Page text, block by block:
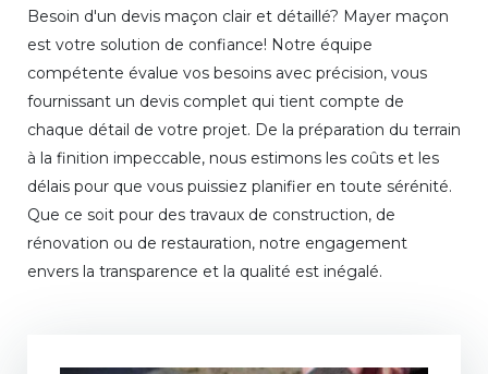
Besoin d'un devis maçon clair et détaillé? Mayer maçon
est votre solution de confiance! Notre équipe
compétente évalue vos besoins avec précision, vous
fournissant un devis complet qui tient compte de
chaque détail de votre projet. De la préparation du terrain
à la finition impeccable, nous estimons les coûts et les
délais pour que vous puissiez planifier en toute sérénité.
Que ce soit pour des travaux de construction, de
rénovation ou de restauration, notre engagement
envers la transparence et la qualité est inégalé.